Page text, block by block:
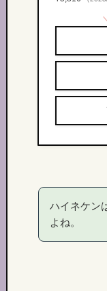
ハイネケン
よね。